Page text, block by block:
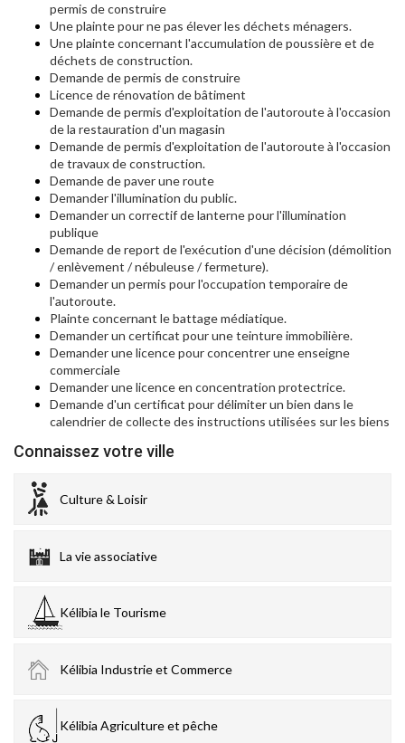
permis de construire
Une plainte pour ne pas élever les déchets ménagers.
Une plainte concernant l'accumulation de poussière et de
déchets de construction.
Demande de permis de construire
Licence de rénovation de bâtiment
Demande de permis d'exploitation de l'autoroute à l'occasion
de la restauration d'un magasin
Demande de permis d'exploitation de l'autoroute à l'occasion
de travaux de construction.
Demande de paver une route
Demander l'illumination du public.
Demander un correctif de lanterne pour l'illumination
publique
Demande de report de l'exécution d'une décision (démolition
/ enlèvement / nébuleuse / fermeture).
Demander un permis pour l'occupation temporaire de
l'autoroute.
Plainte concernant le battage médiatique.
Demander un certificat pour une teinture immobilière.
Demander une licence pour concentrer une enseigne
commerciale
Demander une licence en concentration protectrice.
Demande d'un certificat pour délimiter un bien dans le
calendrier de collecte des instructions utilisées sur les biens
Connaissez votre ville
Culture & Loisir
La vie associative
Kélibia le Tourisme
Kélibia Industrie et Commerce
Kélibia Agriculture et pêche